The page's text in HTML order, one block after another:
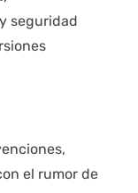
seguridad
el rumor de